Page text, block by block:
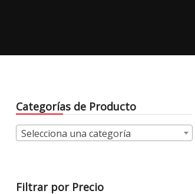
Categorías de Producto
Selecciona una categoría
Filtrar por Precio